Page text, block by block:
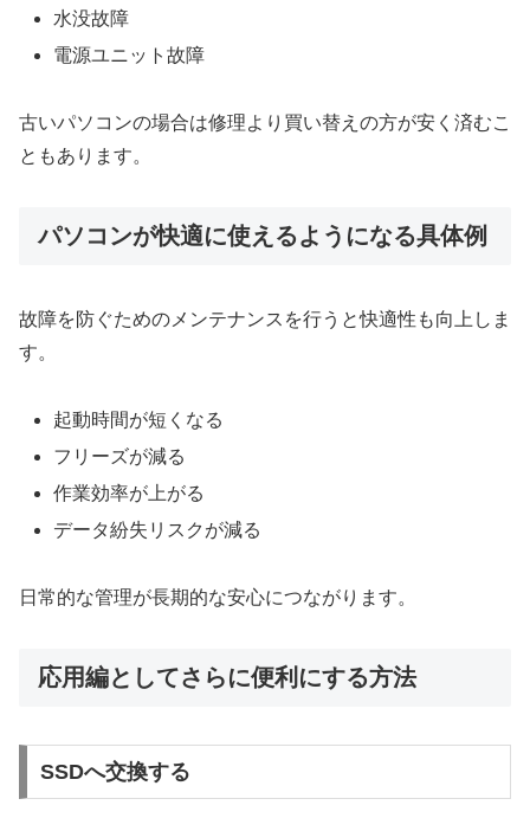
水没故障
電源ユニット故障
古いパソコンの場合は修理より買い替えの方が安く済むこ
ともあります。
パソコンが快適に使えるようになる具体例
故障を防ぐためのメンテナンスを行うと快適性も向上しま
す。
起動時間が短くなる
フリーズが減る
作業効率が上がる
データ紛失リスクが減る
日常的な管理が長期的な安心につながります。
応用編としてさらに便利にする方法
SSDへ交換する